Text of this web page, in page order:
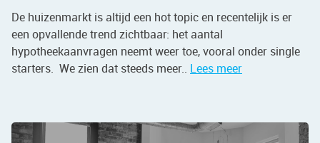
De huizenmarkt is altijd een hot topic en recentelijk is er
een opvallende trend zichtbaar: het aantal
hypotheekaanvragen neemt weer toe, vooral onder single
starters. We zien dat steeds meer.. Lees meer